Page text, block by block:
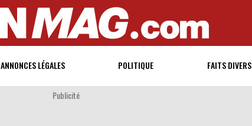
ANNONCES LÉGALES POLITIQUE FAITS DIVERS
Publicité